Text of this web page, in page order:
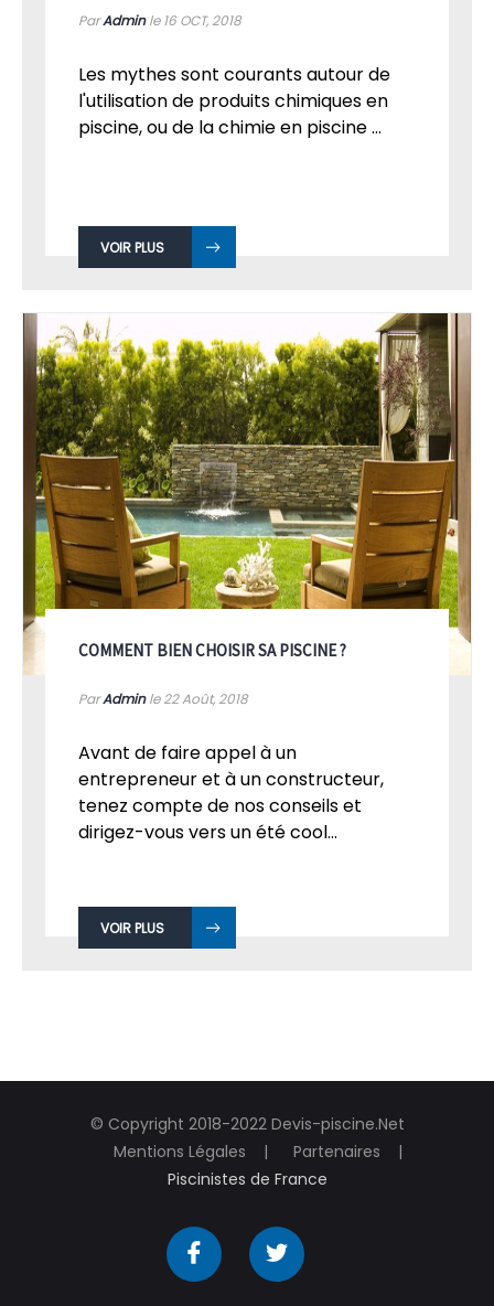
ParAdminle 16 OCT, 2018
Les mythes sont courants autour de
l'utilisation de produits chimiques en
piscine, ou de la chimie en piscine ...
VOIR PLUS
COMMENT BIEN CHOISIR SA PISCINE ?
ParAdminle 22Août, 2018
Avant de faire appel à un
entrepreneur et à un constructeur,
tenez compte de nos conseils et
dirigez-vous vers un été cool...
VOIR PLUS
© Copyright 2018-2022 Devis-piscine.Net
Mentions Légales
Partenaires
Piscinistes de France